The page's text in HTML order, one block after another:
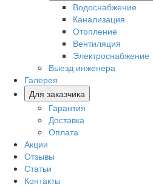
Водоснабжение
Канализация
Отопление
Вентиляция
Электроснабжение
Выезд инженера
Галерея
Для заказчика
Гарантия
Доставка
Оплата
Акции
Отзывы
Статьи
Контакты